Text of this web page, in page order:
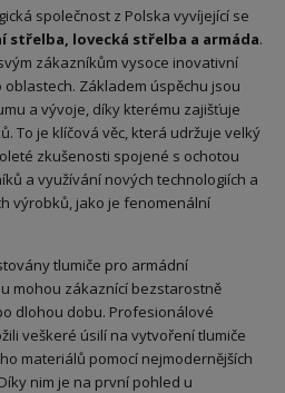
společnost z Polska vyvíjející se
střelba, lovecká střelba a armáda.
zákazníkům vysoce inovativní
Základem úspěchu jsou
a vývoje, díky kterému zajišťuje
To je klíčová věc, která udržuje velký
zkušenosti spojené s ochotou
a využívání nových technologiích a
výrobků, jako je fenomenální
tlumiče pro armádní
mohou zákaznící bezstarostně
dlohou dobu. Profesionálové
veškeré úsilí na vytvoření tlumiče
materiálů pomocí nejmodernějších
nim je na první pohled u